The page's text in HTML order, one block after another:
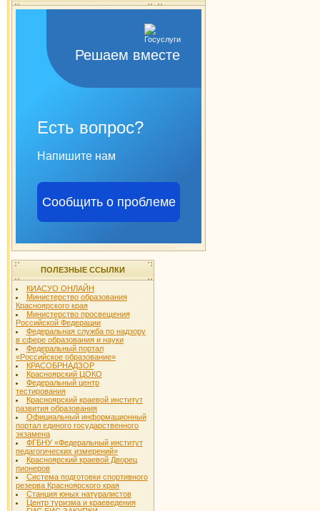
Решаем вместе
Есть вопрос?
Напишите нам
Сообщить о проблеме
ПОЛЕЗНЫЕ ССЫЛКИ
КИАСУО ОНЛАЙН
Министерство образования
Красноярского края
Министерство просвещения
Российской Федерации
Федеральная служба по надзору
в сфере образования и науки
Федеральный портал
«Российское образование»
КРАСОБРНАДЗОР
Красноярский ЦОКО
Федеральный центр
тестирования
Красноярский краевой институт
развития образования
Официальный информационный
портал единого государственного
экзамена
ФГБНУ «Федеральный институт
педагогических измерений»
Красноярский краевой Дворец
пионеров
Система подготовки спортивного
резерва Красноярского края
Станция юных натуралистов
Центр туризма и краеведения